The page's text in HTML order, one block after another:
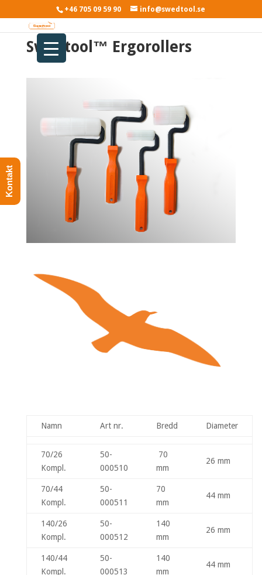
+46 705 09 59 90 info@swedtool.se
Swedtool™ Ergorollers
Namn Art nr. Bredd Diameter
70/26
Kompl.
50-
000510
70
mm
26 mm
70/44
Kompl.
50-
000511
70
mm
44 mm
140/26
Kompl.
50-
000512
140
mm
26 mm
140/44
Kompl.
50-
000513
140
mm
44 mm
Kontakt